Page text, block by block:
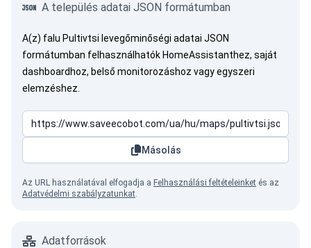
A település adatai JSON formátumban
A(z) falu Pultivtsi levegőminőségi adatai JSON
formátumban felhasználhatók HomeAssistanthez, saját
dashboardhoz, belső monitorozáshoz vagy egyszeri
elemzéshez.
Másolás
Az URL használatával elfogadja a Felhasználási feltételeinket és az
Adatvédelmi szabályzatunkat.
Adatforrások